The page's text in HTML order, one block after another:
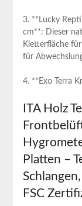
3. **Lucky
cm**: Dieser
Kletterfläche
für
4. **Exo Terra
ITA Holz​
Platten –
FSC